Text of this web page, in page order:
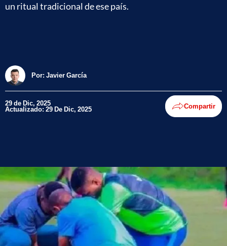
un ritual tradicional de ese país.
Por: Javier García
29 de Dic, 2025
Actualizado: 29 De Dic, 2025 Compartir